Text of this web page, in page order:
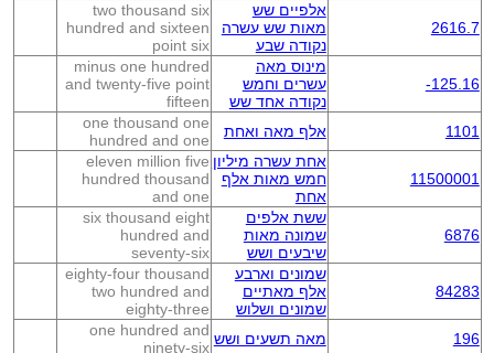
2616.7
אלפיים שש
מאות שש עשרה
נקודה שבע
two thousand six
hundred and sixteen
point six
-125.16
מינוס מאה
עשרים וחמש
נקודה אחד שש
minus one hundred
and twenty-five point
fifteen
1101
אלף מאה ואחת
one thousand one
hundred and one
11500001
אחת עשרה מיליון
חמש מאות אלף
אחת
eleven million five
hundred thousand
and one
6876
ששת אלפים
שמונה מאות
שיבעים ושש
six thousand eight
hundred and
seventy-six
84283
שמונים וארבע
אלף מאתיים
שמונים ושלוש
eighty-four thousand
two hundred and
eighty-three
196
מאה תשעים ושש one hundred and
ninety-six